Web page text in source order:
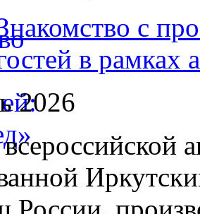
с
в рамках
2026